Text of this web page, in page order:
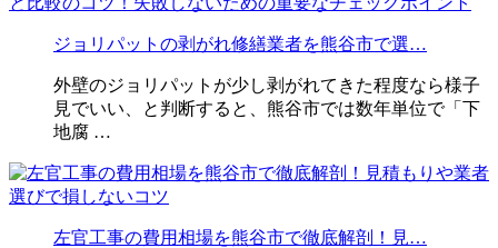
ジョリパットの剥がれ修繕業者を熊谷市で選…
外壁のジョリパットが少し剥がれてきた程度なら様子
見でいい、と判断すると、熊谷市では数年単位で「下
地腐 …
左官工事の費用相場を熊谷市で徹底解剖！見…